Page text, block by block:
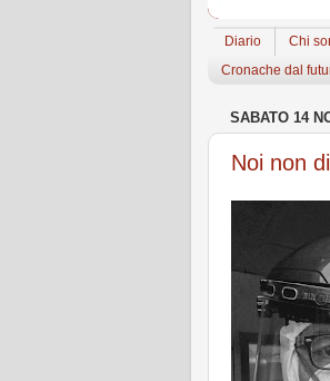
Diario Chi
Cronache dal
SABATO 14
Noi non